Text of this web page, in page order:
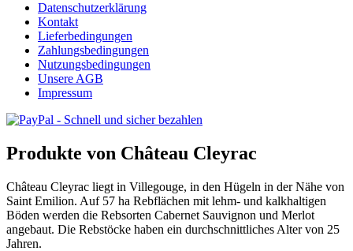
Datenschutzerklärung
Kontakt
Lieferbedingungen
Zahlungsbedingungen
Nutzungsbedingungen
Unsere AGB
Impressum
Produkte von Château Cleyrac
Château Cleyrac liegt in Villegouge, in den Hügeln in der Nähe von
Saint Emilion. Auf 57 ha Rebflächen mit lehm- und kalkhaltigen
Böden werden die Rebsorten Cabernet Sauvignon und Merlot
angebaut. Die Rebstöcke haben ein durchschnittliches Alter von 25
Jahren.